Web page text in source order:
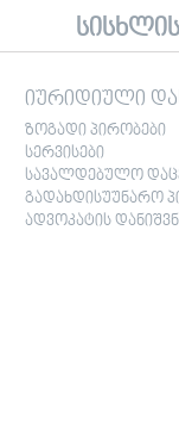
იურიდიული
ზოგადი პირობები
სერვისები
სავალდებულო
გადახდისუუნარო
ადვოკატის